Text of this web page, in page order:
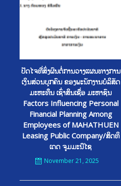
ປັດໄຈທີ່ສົ່ງຜົນຕໍ່ການວາງແຜນທາງການ
ເງິນສ່ວນບຸກຄົນ ຂອງພະນັກງານບໍລິສັດ
ມະຫະທຶນ ເຊົ່າສິນເຊື່ອ ມະຫາຊົນ
Factors Influencing Personal
Financial Planning Among
Employees of MAHATHUEN
Leasing Public Company/ສິດທິ
ເດດ ຈູມມະນີໄຊ
November 21, 2025